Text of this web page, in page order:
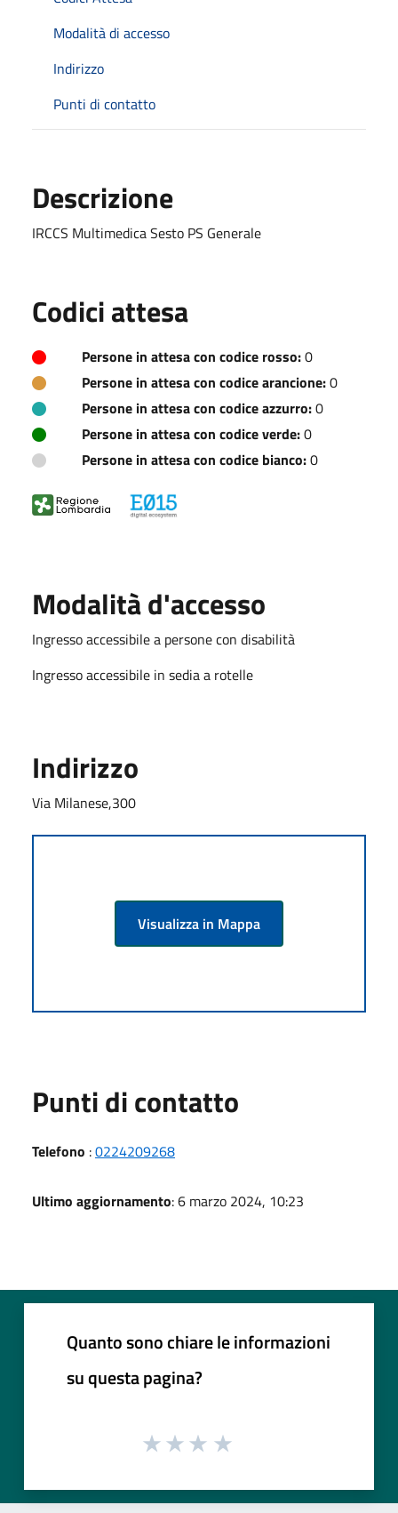
Modalità di accesso
Indirizzo
Punti di contatto
Descrizione
IRCCS Multimedica Sesto PS Generale
Codici attesa
Persone in attesa con codice rosso:0
Persone in attesa con codice arancione:0
Persone in attesa con codice azzurro:0
Persone in attesa con codice verde:0
Persone in attesa con codice bianco:0
Modalità d'accesso
Ingresso accessibile a persone con disabilità
Ingresso accessibile in sedia a rotelle
Indirizzo
Via Milanese,300
Visualizza in Mappa
Punti di contatto
Telefono :0224209268
Ultimo aggiornamento: 6 marzo 2024, 10:23
Quanto sono chiare le informazioni
su questa pagina?